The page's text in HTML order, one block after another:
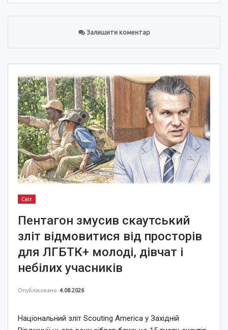
Залишити коментар
Світ
Пентагон змусив скаутський
зліт відмовитися від просторів
для ЛГБТК+ молоді, дівчат і
небілих учасників
Опубліковано 4.08.2026
Національний зліт Scouting America у Західній